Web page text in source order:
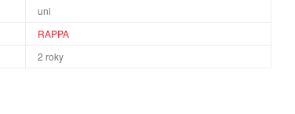
uni
RAPPA
2 roky